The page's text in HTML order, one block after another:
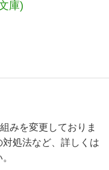
庫)
みを変更しておりま
処法など、詳しくは